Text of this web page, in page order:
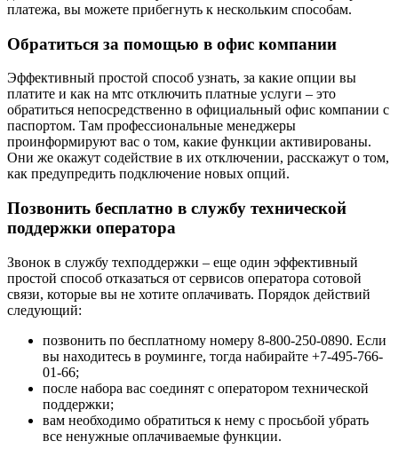
платежа, вы можете прибегнуть к нескольким способам.
Обратиться за помощью в офис компании
Эффективный простой способ узнать, за какие опции вы
платите и как на мтс отключить платные услуги – это
обратиться непосредственно в официальный офис компании с
паспортом. Там профессиональные менеджеры
проинформируют вас о том, какие функции активированы.
Они же окажут содействие в их отключении, расскажут о том,
как предупредить подключение новых опций.
Позвонить бесплатно в службу технической
поддержки оператора
Звонок в службу техподдержки – еще один эффективный
простой способ отказаться от сервисов оператора сотовой
связи, которые вы не хотите оплачивать. Порядок действий
следующий:
позвонить по бесплатному номеру 8-800-250-0890. Если
вы находитесь в роуминге, тогда набирайте +7-495-766-
01-66;
после набора вас соединят с оператором технической
поддержки;
вам необходимо обратиться к нему с просьбой убрать
все ненужные оплачиваемые функции.